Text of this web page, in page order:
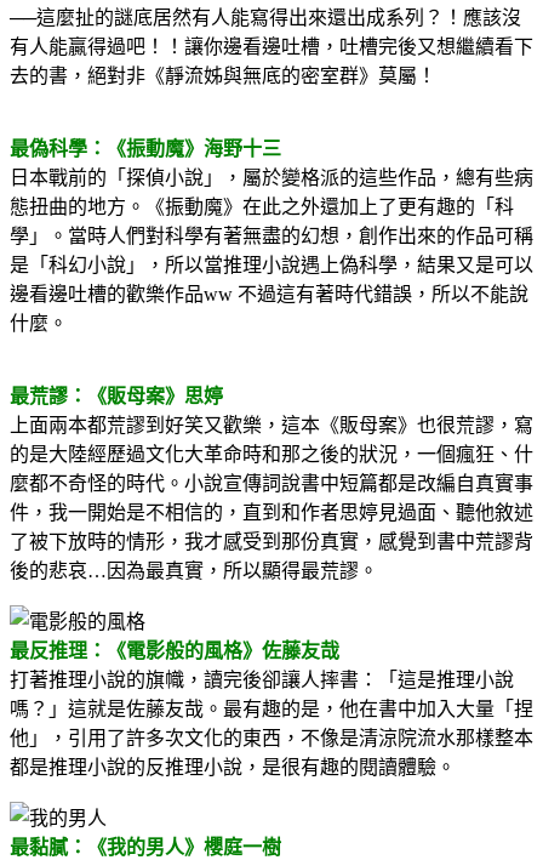
──這麼扯的謎底居然有人能寫得出來還出成系列？！應該沒
有人能贏得過吧！！讓你邊看邊吐槽，吐槽完後又想繼續看下
去的書，絕對非《靜流姊與無底的密室群》莫屬！
最偽科學：《振動魔》海野十三
日本戰前的「探偵小說」，屬於變格派的這些作品，總有些病
態扭曲的地方。《振動魔》在此之外還加上了更有趣的「科
學」。當時人們對科學有著無盡的幻想，創作出來的作品可稱
是「科幻小說」，所以當推理小說遇上偽科學，結果又是可以
邊看邊吐槽的歡樂作品ww 不過這有著時代錯誤，所以不能說
什麼。
最荒謬：《販母案》思婷
上面兩本都荒謬到好笑又歡樂，這本《販母案》也很荒謬，寫
的是大陸經歷過文化大革命時和那之後的狀況，一個瘋狂、什
麼都不奇怪的時代。小說宣傳詞說書中短篇都是改編自真實事
件，我一開始是不相信的，直到和作者思婷見過面、聽他敘述
了被下放時的情形，我才感受到那份真實，感覺到書中荒謬背
後的悲哀…因為最真實，所以顯得最荒謬。
最反推理：《電影般的風格》佐藤友哉
打著推理小說的旗幟，讀完後卻讓人摔書：「這是推理小說
嗎？」這就是佐藤友哉。最有趣的是，他在書中加入大量「捏
他」，引用了許多次文化的東西，不像是清涼院流水那樣整本
都是推理小說的反推理小說，是很有趣的閱讀體驗。
最黏膩：《我的男人》櫻庭一樹